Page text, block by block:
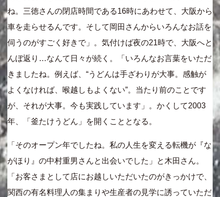
ね。三徳さんの閉店時間である16時にあわせて、大阪から
車を走らせるんです。そして岡田さんからいろんなお話を
伺うのがすごく好きで」。気付けば夜の21時で、大阪へと
んぼ返り…なんて日々が続く。「いろんなお言葉をいただ
きましたね。例えば、“うどんは手ざわりが大事。感触が
よくなければ、喉越しもよくない”。当たり前のことです
が、それが大事。今も実践しています」。かくして2003
年、「釜たけうどん」を開くこととなる。
「そのオープン年でしたね。私の人生を変える転機が『な
がほり』の中村重男さんと出会いでした」と木田さん。
「お客さまとして店にお越しいただいたのがきっかけで、
関西の有名料理人の集まりや生産者の見学に誘っていただ